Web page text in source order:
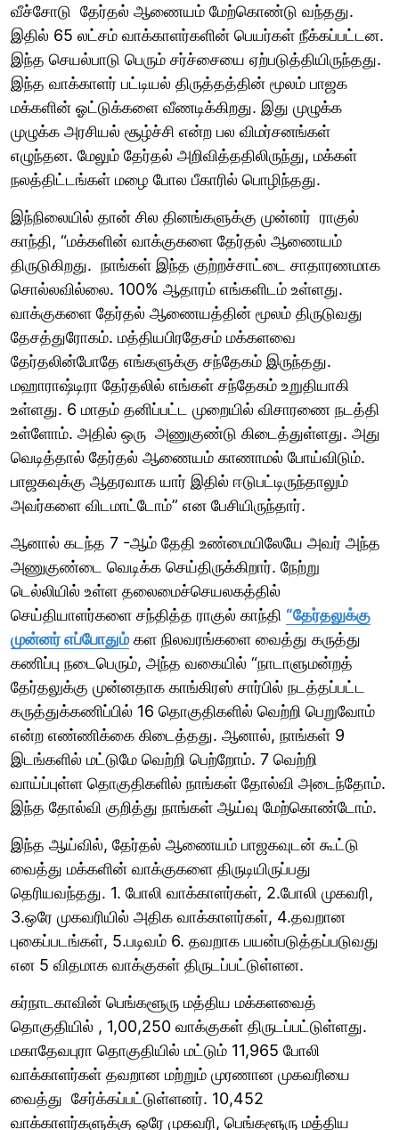
வீச்சோடு தேர்தல் ஆணையம் மேற்கொண்டு வந்தது.
இதில் 65 லட்சம் வாக்காளர்களின் பெயர்கள் நீக்கப்பட்டன.
இந்த செயல்பாடு பெரும் சர்ச்சையை ஏற்படுத்தியிருந்தது.
இந்த வாக்காளர் பட்டியல் திருத்தத்தின் மூலம் பாஜக
மக்களின் ஓட்டுக்களை வீணடிக்கிறது. இது முழுக்க
முழுக்க அரசியல் சூழ்ச்சி என்ற பல விமர்சனங்கள்
எழுந்தன. மேலும் தேர்தல் அறிவித்ததிலிருந்து, மக்கள்
நலத்திட்டங்கள் மழை போல பீகாரில் பொழிந்தது.
இந்நிலையில் தான் சில தினங்களுக்கு முன்னர் ராகுல்
காந்தி, “மக்களின் வாக்குகளை தேர்தல் ஆணையம்
திருடுகிறது. நாங்கள் இந்த குற்றச்சாட்டை சாதாரணமாக
சொல்லவில்லை. 100% ஆதாரம் எங்களிடம் உள்ளது.
வாக்குகளை தேர்தல் ஆணையத்தின் மூலம் திருடுவது
தேசத்துரோகம். மத்தியபிரதேசம் மக்களவை
தேர்தலின்போதே எங்களுக்கு சந்தேகம் இருந்தது.
மஹாராஷ்டிரா தேர்தலில் எங்கள் சந்தேகம் உறுதியாகி
உள்ளது. 6 மாதம் தனிப்பட்ட முறையில் விசாரணை நடத்தி
உள்ளோம். அதில் ஒரு அணுகுண்டு கிடைத்துள்ளது. அது
வெடித்தால் தேர்தல் ஆணையம் காணாமல் போய்விடும்.
பாஜகவுக்கு ஆதரவாக யார் இதில் ஈடுபட்டிருந்தாலும்
அவர்களை விடமாட்டோம்” என பேசியிருந்தார்.
ஆனால் கடந்த 7 -ஆம் தேதி உண்மையிலேயே அவர் அந்த
அணுகுண்டை வெடிக்க செய்திருக்கிறார். நேற்று
டெல்லியில் உள்ள தலைமைச்செயலகத்தில்
செய்தியாளர்களை சந்தித்த ராகுல் காந்தி “தேர்தலுக்கு
முன்னர் எப்போதும்கள நிலவரங்களை வைத்து கருத்து
கணிப்பு நடைபெரும், அந்த வகையில் “நாடாளுமன்றத்
தேர்தலுக்கு முன்னதாக காங்கிரஸ் சார்பில் நடத்தப்பட்ட
கருத்துக்கணிப்பில் 16 தொகுதிகளில் வெற்றி பெறுவோம்
என்ற எண்ணிக்கை கிடைத்தது. ஆனால், நாங்கள் 9
இடங்களில் மட்டுமே வெற்றி பெற்றோம். 7 வெற்றி
வாய்ப்புள்ள தொகுதிகளில் நாங்கள் தோல்வி அடைந்தோம்.
இந்த தோல்வி குறித்து நாங்கள் ஆய்வு மேற்கொண்டோம்.
இந்த ஆய்வில், தேர்தல் ஆணையம் பாஜகவுடன் கூட்டு
வைத்து மக்களின் வாக்குகளை திருடியிருப்பது
தெரியவந்தது. 1. போலி வாக்காளர்கள், 2.போலி முகவரி,
3.ஒரே முகவரியில் அதிக வாக்காளர்கள், 4.தவறான
புகைப்படங்கள், 5.படிவம் 6. தவறாக பயன்படுத்தப்படுவது
என 5 விதமாக வாக்குகள் திருடப்பட்டுள்ளன.
கர்நாடகாவின் பெங்களூரு மத்திய மக்களவைத்
தொகுதியில் , 1,00,250 வாக்குகள் திருடப்பட்டுள்ளது.
மகாதேவபுரா தொகுதியில் மட்டும் 11,965 போலி
வாக்காளர்கள் தவறான மற்றும் முரணான முகவரியை
வைத்து சேர்க்கப்பட்டுள்ளனர். 10,452
வாக்காளர்களுக்கு ஒரே முகவரி, பெங்களூரு மத்திய